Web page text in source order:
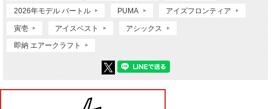
2026年モデル バートル PUMA アイズフロンティア
寅壱 アイスベスト アシックス
即納 エアークラフト